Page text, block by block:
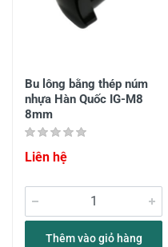
Bu lông bằng thép núm
nhựa Hàn Quốc IG-M8
8mm
Liên hệ
Thêm vào giỏ hàng